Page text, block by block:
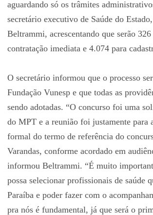
aguardando só os trâmites
secretário executivo de Saúde do
Beltrammi, acrescentando que serão 326
contratação imediata e 4.074 para
O secretário informou que o processo
Fundação Vunesp e que todas as
sendo adotadas. “O concurso foi uma
do MPT e a reunião foi justamente para
formal do termo de referência do
Varandas, conforme acordado em
informou Beltrammi. “É muito
possa selecionar profissionais de saúde
Paraíba e poder fazer com o
pra nós é fundamental, já que será o